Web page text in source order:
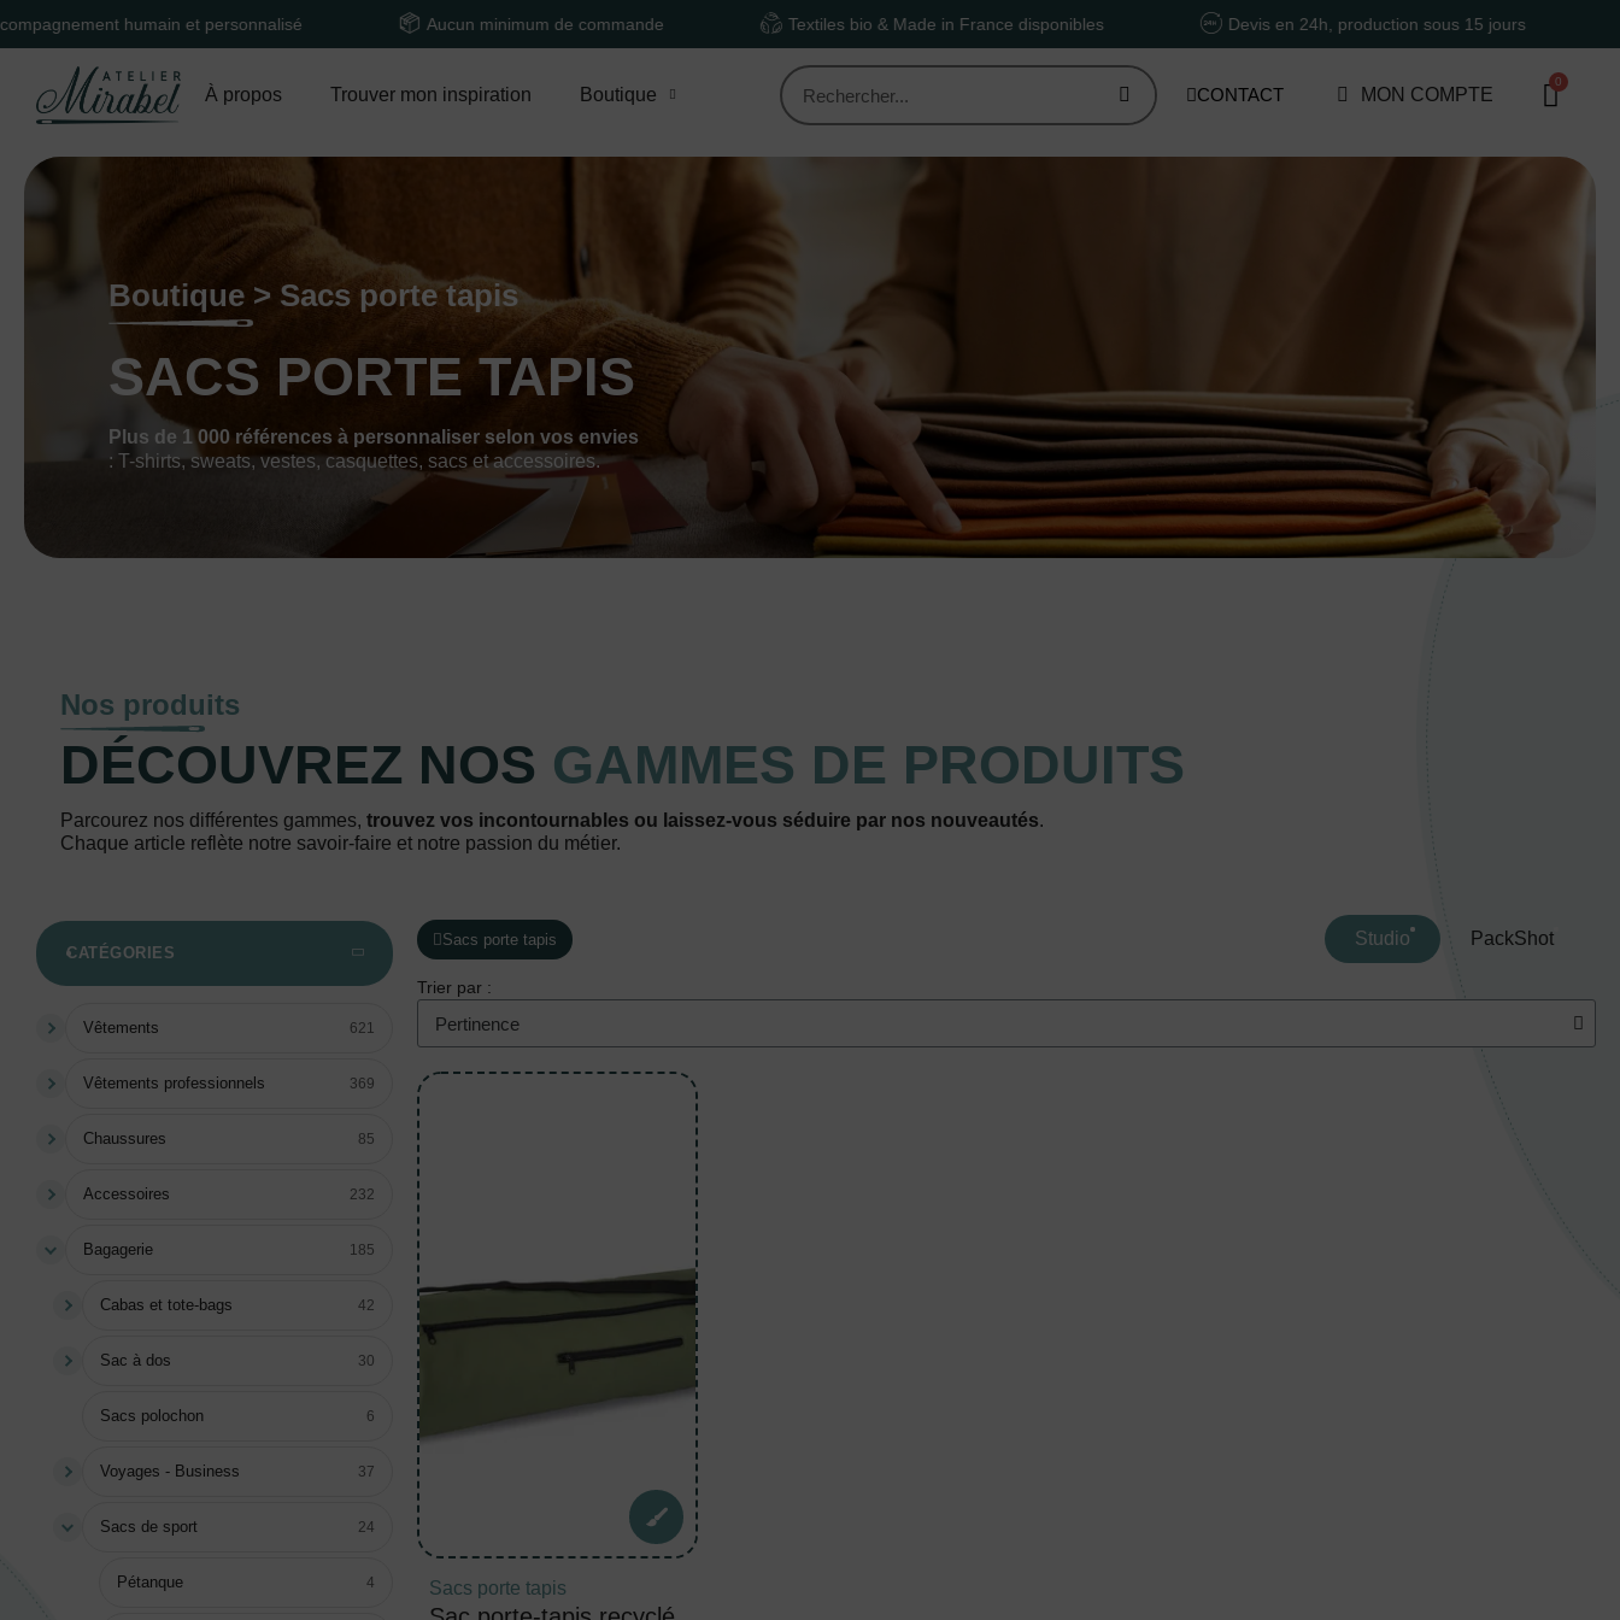
humain et personnalisé Aucun minimum de commande Textiles bio & Made in France disponibles Devis en 24h, production sous 15 jours
À propos Trouver mon inspiration Boutique CONTACT MON COMPTE
Boutique > Sacs porte tapis
SACS PORTE TAPIS
Plus de 1 000 références à personnaliser selon vos envies
: T-shirts, sweats, vestes, casquettes, sacs et accessoires.
Nos produits
DÉCOUVREZ NOS GAMMES DE PRODUITS
Parcourez nos différentes gammes, trouvez vos incontournables ou laissez-vous séduire par nos nouveautés.
Chaque article reflète notre savoir-faire et notre passion du métier.
CATÉGORIES
Vêtements 621
Vêtements professionnels 369
Chaussures 85
Accessoires 232
Bagagerie 185
Cabas et tote-bags 42
Sac à dos 30
Sacs polochon 6
Voyages - Business 37
Sacs de sport 24
Pétanque 4
Sacs porte tapis Studio PackShot
Trier par :
Sacs porte tapis